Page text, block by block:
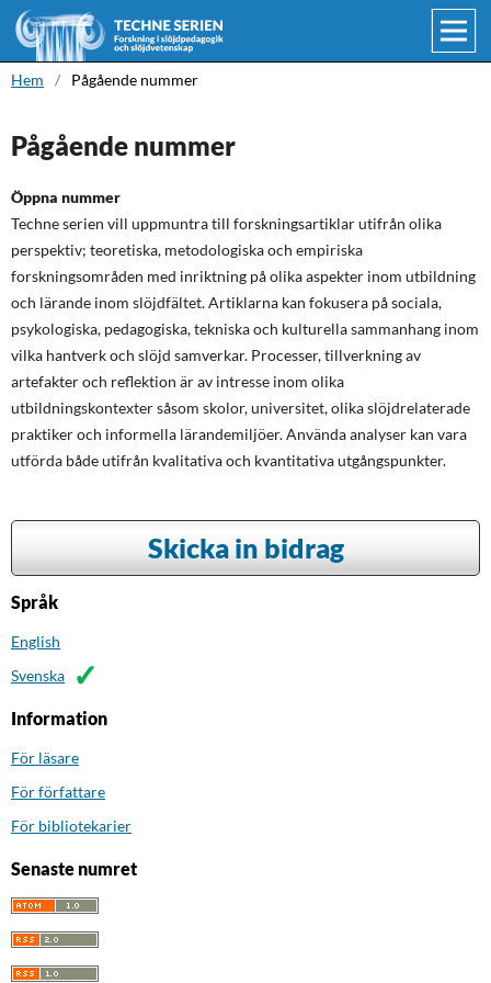
Hem / Pågående nummer
Pågående nummer
Öppna nummer
Techne serien vill uppmuntra till forskningsartiklar utifrån olika
perspektiv; teoretiska, metodologiska och empiriska
forskningsområden med inriktning på olika aspekter inom utbildning
och lärande inom slöjdfältet. Artiklarna kan fokusera på sociala,
psykologiska, pedagogiska, tekniska och kulturella sammanhang inom
vilka hantverk och slöjd samverkar. Processer, tillverkning av
artefakter och reflektion är av intresse inom olika
utbildningskontexter såsom skolor, universitet, olika slöjdrelaterade
praktiker och informella lärandemiljöer. Använda analyser kan vara
utförda både utifrån kvalitativa och kvantitativa utgångspunkter.
Skicka in bidrag
Språk
English
Svenska
Information
För läsare
För författare
För bibliotekarier
Senaste numret